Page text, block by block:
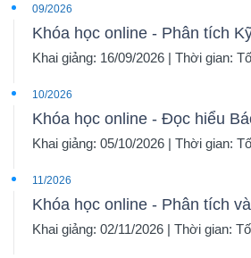
09/2026
Khóa học online - Phân tích
Khai giảng: 16/09/2026 | Thời gian:
10/2026
Khóa học online - Đọc hiểu
Khai giảng: 05/10/2026 | Thời gian:
11/2026
Khóa học online - Phân tích
Khai giảng: 02/11/2026 | Thời gian: